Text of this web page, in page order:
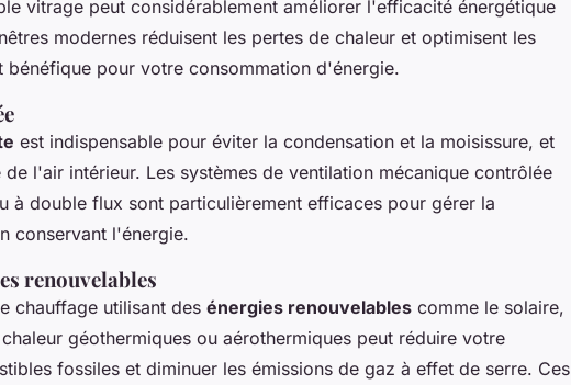
vitrage peut considérablement améliorer l'efficacité énergétique
modernes réduisent les pertes de chaleur et optimisent les
bénéfique pour votre consommation d'énergie.
est indispensable pour éviter la condensation et la moisissure, et
l'air intérieur. Les systèmes de ventilation mécanique contrôlée
à double flux sont particulièrement efficaces pour gérer la
conservant l'énergie.
renouvelables
chauffage utilisant des énergies renouvelables comme le solaire,
géothermiques ou aérothermiques peut réduire votre
fossiles et diminuer les émissions de gaz à effet de serre. Ces